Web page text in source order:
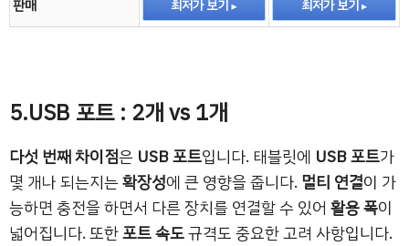
판매
최저가 보기 최저가 보기
5.USB 포트 : 2개 vs 1개
다섯 번째 차이점은 USB 포트입니다. 태블릿에 USB 포트가
몇 개나 되는지는확장성에 큰 영향을 줍니다. 멀티 연결이 가
능하면 충전을 하면서 다른 장치를 연결할 수 있어 활용 폭이
넓어집니다. 또한포트 속도규격도 중요한 고려 사항입니다.